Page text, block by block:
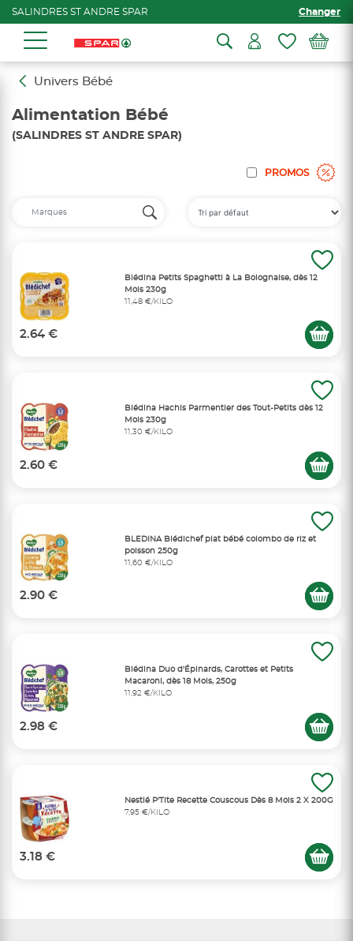
SALINDRES ST ANDRE SPAR Changer
Univers Bébé
Alimentation Bébé
(SALINDRES ST ANDRE SPAR)
PROMOS
Blédina Petits Spaghetti à La Bolognaise, dès 12
Mois 230g
11,48 €/KILO
2.64 €
Blédina Hachis Parmentier des Tout-Petits dès 12
Mois 230g
11,30 €/KILO
2.60 €
BLEDINA Blédichef plat bébé colombo de riz et
poisson 250g
11,60 €/KILO
2.90 €
Blédina Duo d'Épinards, Carottes et Petits
Macaroni, dès 18 Mois, 250g
11,92 €/KILO
2.98 €
Nestlé P'Tite Recette Couscous Dès 8 Mois 2 X 200G
7,95 €/KILO
3.18 €